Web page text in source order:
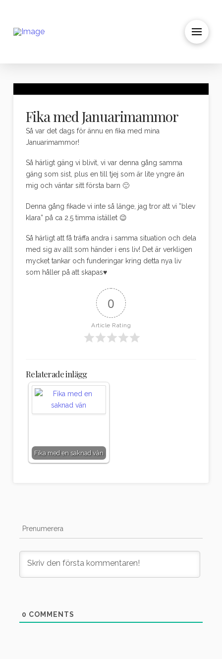
Fika med Januarimammor
Så var det dags för ännu en fika med mina
Januarimammor!
Så härligt gäng vi blivit, vi var denna gång samma
gäng som sist, plus en till tjej som är lite yngre än
mig och väntar sitt första barn 🙂
Denna gång fikade vi inte så länge, jag tror att vi ”blev
klara” på ca 2.5 timma istället 😉
Så härligt att få träffa andra i samma situation och dela
med sig av allt som händer i ens liv! Det är verkligen
mycket tankar och funderingar kring detta nya liv
som håller på att skapas♥
0
Article Rating
Relaterade inlägg
Fika med en saknad vän
Prenumerera
0 COMMENTS